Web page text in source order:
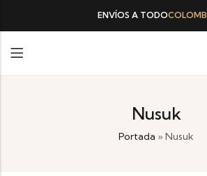
ENVÍOS A TODOCOLOMBIA
Nusuk
Portada » Nusuk